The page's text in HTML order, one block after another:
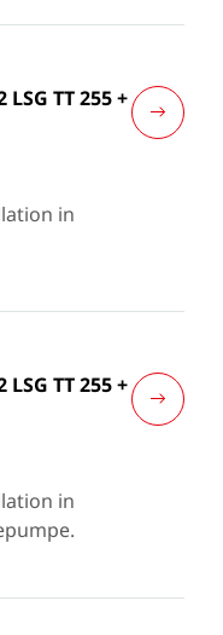
TT 255 +
in
TT 255 +
in